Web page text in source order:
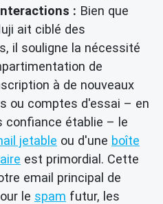
: Bien que
ait ciblé des
il souligne la nécessité
de
à de nouveaux
ou comptes d'essai – en
confiance établie – le
jetable ou d'une boîte
est primordial. Cette
email principal de
le spam futur, les